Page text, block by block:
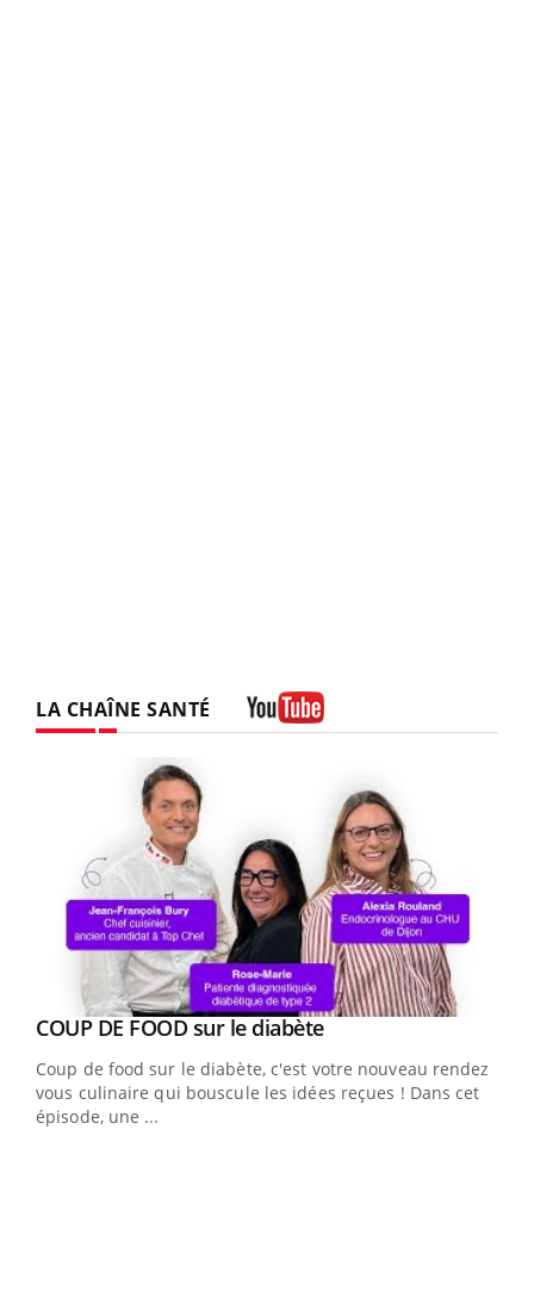
LA CHAÎNE SANTÉ
Youtube
COUP DE FOOD sur le diabèteYoutube
Coup de food sur le diabète, c'est votre nouveau rendez-
vous culinaire qui bouscule les idées reçues ! Dans cet
épisode, une ...